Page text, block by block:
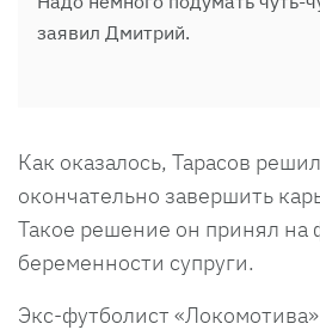
заявил Дмитрий.
Как оказалось, Тарасов
окончательно завершить
Такое решение он принял на
беременности супруги.
Экс-футболист